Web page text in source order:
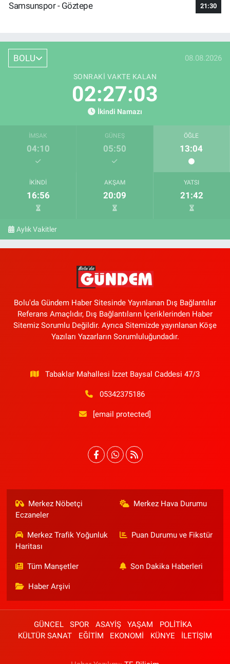
Samsunspor - Göztepe
21:30
BOLU 08.08.2026
SONRAKI VAKTE KALAN
02:27:02
İkindi Namazı
İMSAK
04:10
GÜNEŞ
05:50
ÖĞLE
13:04
İKINDI
16:56
AKŞAM
20:09
YATSI
21:42
Aylık Vakitler
Bolu'da Gündem Haber Sitesinde Yayınlanan Dış Bağlantılar
Referans Amaçlıdır, Dış Bağlantıların İçeriklerinden Haber
Sitemiz Sorumlu Değildir. Ayrıca Sitemizde yayınlanan Köşe
Yazıları Yazarların Sorumluluğundadır.
Tabaklar Mahallesi İzzet Baysal Caddesi 47/3
05342375186
[email protected]
Merkez Nöbetçi
Eczaneler
Merkez Hava Durumu
Merkez Trafik Yoğunluk
Haritası
Puan Durumu ve Fikstür
Tüm Manşetler Son Dakika Haberleri
Haber Arşivi
GÜNCEL SPOR ASAYİŞ YAŞAM
POLİTİKA
KÜLTÜR SANAT
EĞİTİM EKONOMİ KÜNYE İLETİŞİM